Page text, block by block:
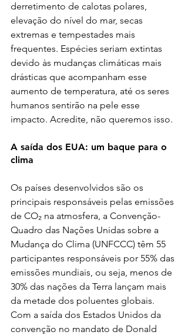
derretimento de calotas polares,
elevação do nível do mar, secas
extremas e tempestades mais
frequentes. Espécies seriam extintas
devido às mudanças climáticas mais
drásticas que acompanham esse
aumento de temperatura, até os seres
humanos sentirão na pele esse
impacto. Acredite, não queremos isso.
A saída dos EUA: um baque para o
clima
Os países desenvolvidos são os
principais responsáveis pelas emissões
de CO₂ na atmosfera, a Convenção-
Quadro das Nações Unidas sobre a
Mudança do Clima (UNFCCC) têm 55
participantes responsáveis por 55% das
emissões mundiais, ou seja, menos de
30% das nações da Terra lançam mais
da metade dos poluentes globais.
Com a saída dos Estados Unidos da
convenção no mandato de Donald